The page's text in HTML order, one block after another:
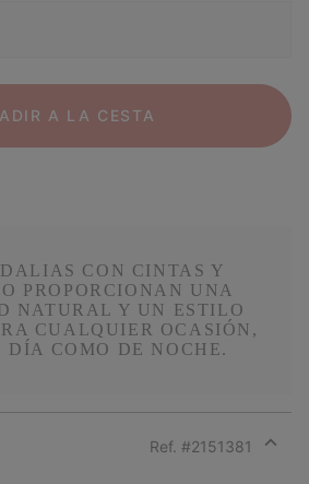
A LA CESTA
CON CINTAS Y
PROPORCIONAN UNA
NATURAL Y UN ESTILO
CUALQUIER OCASIÓN,
DÍA COMO DE NOCHE.
Ref. #2151381